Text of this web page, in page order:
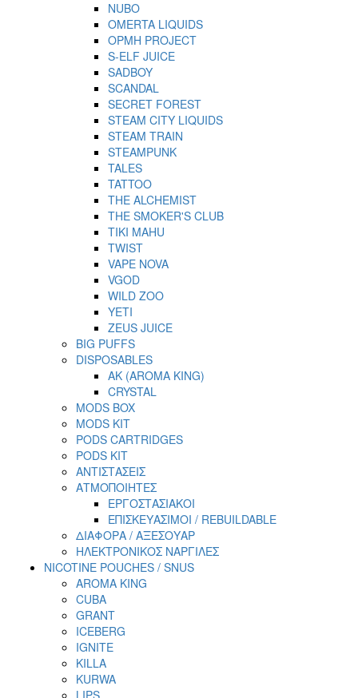
NUBO
OMERTA LIQUIDS
OPMH PROJECT
S-ELF JUICE
SADBOY
SCANDAL
SECRET FOREST
STEAM CITY LIQUIDS
STEAM TRAIN
STEAMPUNK
TALES
TATTOO
THE ALCHEMIST
THE SMOKER'S CLUB
TIKI MAHU
TWIST
VAPE NOVA
VGOD
WILD ZOO
YETI
ZEUS JUICE
BIG PUFFS
DISPOSABLES
AK (AROMA KING)
CRYSTAL
MODS BOX
MODS KIT
PODS CARTRIDGES
PODS KIT
ΑΝΤΙΣΤΑΣΕΙΣ
ΑΤΜΟΠΟΙΗΤΕΣ
ΕΡΓΟΣΤΑΣΙΑΚΟΙ
ΕΠΙΣΚΕΥΑΣΙΜΟΙ / REBUILDABLE
ΔΙΑΦΟΡΑ / ΑΞΕΣΟΥΑΡ
ΗΛΕΚΤΡΟΝΙΚΟΣ ΝΑΡΓΙΛΕΣ
NICOTINE POUCHES / SNUS
AROMA KING
CUBA
GRANT
ICEBERG
IGNITE
KILLA
KURWA
LIPS